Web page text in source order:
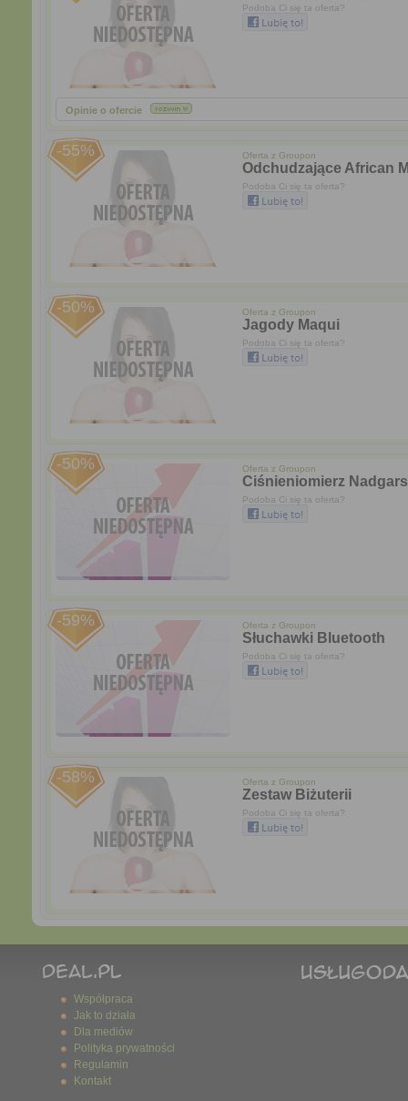
Podoba Ci się ta oferta?
Opinie o ofercie
-55% Oferta z Groupon
Odchudzające African
Podoba Ci się ta oferta?
-50% Oferta z Groupon
Jagody Maqui
Podoba Ci się ta oferta?
-50% Oferta z Groupon
Ciśnieniomierz
Podoba Ci się ta oferta?
-59% Oferta z Groupon
Słuchawki Bluetooth
Podoba Ci się ta oferta?
-58% Oferta z Groupon
Zestaw Biżuterii
Podoba Ci się ta oferta?
Współpraca
Jak to działa
Dla mediów
Polityka prywatności
Regulamin
Kontakt